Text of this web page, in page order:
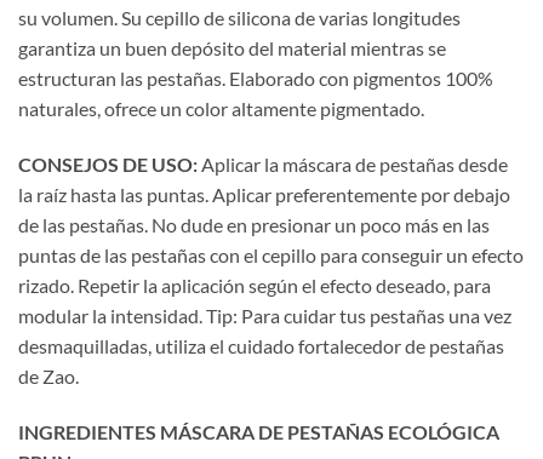
su volumen. Su cepillo de silicona de varias longitudes
garantiza un buen depósito del material mientras se
estructuran las pestañas. Elaborado con pigmentos 100%
naturales, ofrece un color altamente pigmentado.
CONSEJOS DE USO: Aplicar la máscara de pestañas desde
la raíz hasta las puntas. Aplicar preferentemente por debajo
de las pestañas. No dude en presionar un poco más en las
puntas de las pestañas con el cepillo para conseguir un efecto
rizado. Repetir la aplicación según el efecto deseado, para
modular la intensidad. Tip: Para cuidar tus pestañas una vez
desmaquilladas, utiliza el cuidado fortalecedor de pestañas
de Zao.
INGREDIENTES MÁSCARA DE PESTAÑAS ECOLÓGICA